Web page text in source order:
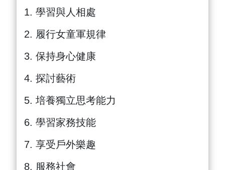
1. 學習與人相處
2. 履行女童軍規律
3. 保持身心健康
4. 探討藝術
5. 培養獨立思考能力
6. 學習家務技能
7. 享受戶外樂趣
8. 服務社會